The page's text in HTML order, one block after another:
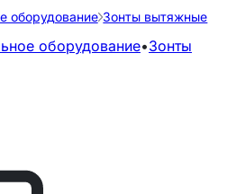
оборудование Зонты вытяжные
оборудование•Зонты